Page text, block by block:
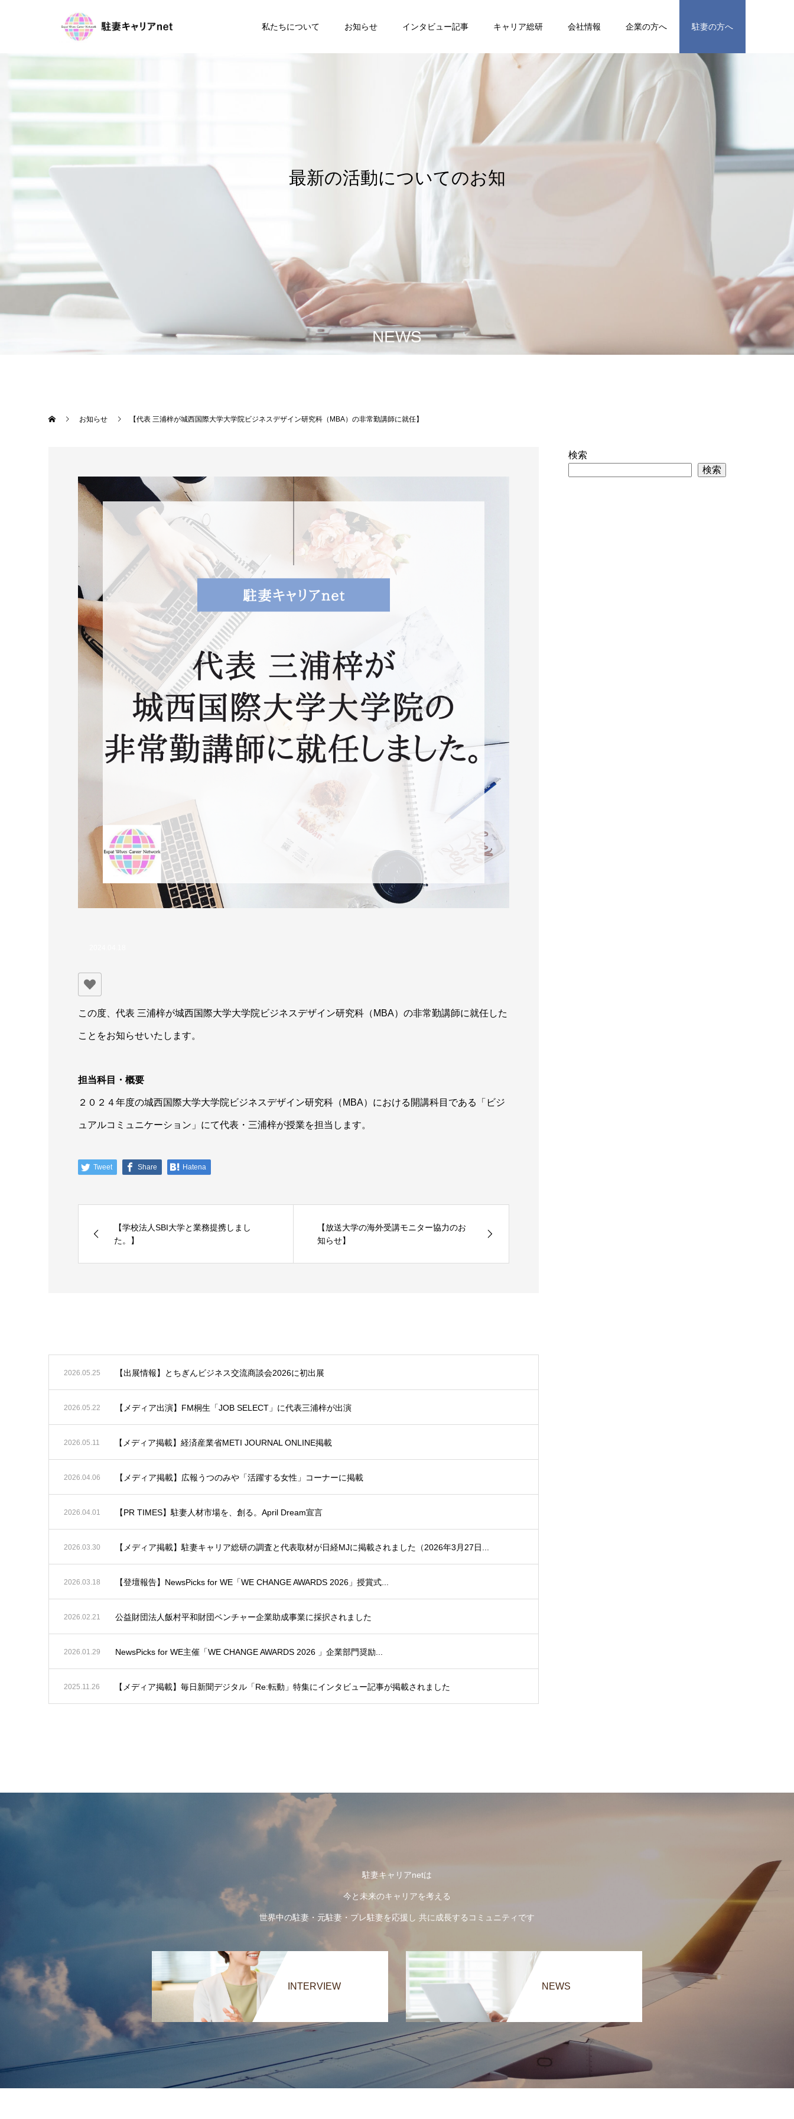
私たちについて お知らせ インタビュー記事 キャリア総研 会社情報 企業の方へ 駐妻の方へ
NEWS
新の活動についてのお知ら
お知らせ 【代表 三浦梓が城西国際大学大学院ビジネスデザイン研究科（MBA）の非常勤講師に就任】
この度、代表 三浦梓が城西国際大学大学院ビジネスデザイン研究科（MBA）の非常勤講師に就任した
ことをお知らせいたします。
担当科目・概要
２０２４年度の城西国際大学大学院ビジネスデザイン研究科（MBA）における開講科目である「ビジ
ュアルコミュニケーション」にて代表・三浦梓が授業を担当します。
Tweet Share Hatena
【学校法人SBI大学と業務提携しまし
た。】
【放送大学の海外受講モニター協力のお
知らせ】
2026.05.25 【出展情報】とちぎんビジネス交流商談会2026に初出展
2026.05.22 【メディア出演】FM桐生「JOB SELECT」に代表三浦梓が出演
2026.05.11 【メディア掲載】経済産業省METI JOURNAL ONLINE掲載
2026.04.06 【メディア掲載】広報うつのみや「活躍する女性」コーナーに掲載
2026.04.01 【PR TIMES】駐妻人材市場を、創る。April Dream宣言
2026.03.30 【メディア掲載】駐妻キャリア総研の調査と代表取材が日経MJに掲載されました（2026年3月27日...
2026.03.18 【登壇報告】NewsPicks for WE「WE CHANGE AWARDS 2026」授賞式...
2026.02.21 公益財団法人飯村平和財団ベンチャー企業助成事業に採択されました
2026.01.29 NewsPicks for WE主催「WE CHANGE AWARDS 2026 」企業部門奨励...
2025.11.26 【メディア掲載】毎日新聞デジタル「Re:転動」特集にインタビュー記事が掲載されました
検索
検索
駐妻キャリアnetは
今と未来のキャリアを考える
世界中の駐妻・元駐妻・プレ駐妻を応援し 共に成長するコミュニティです
INTERVIEW NEWS